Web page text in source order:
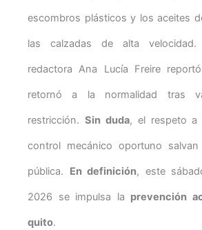
escombros plásticos y los aceites
las calzadas de alta velocidad.
redactora Ana Lucía Freire
retornó a la normalidad tras
restricción. Sin duda, el respeto a
control mecánico oportuno
pública. En definición, este
2026 se impulsa la prevención
quito.